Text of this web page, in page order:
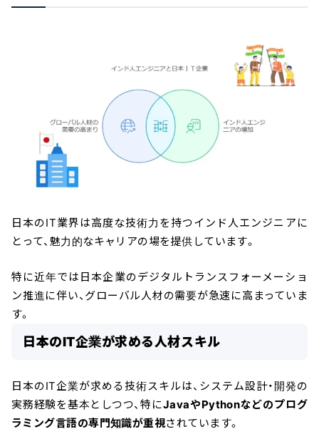
日本のIT業界は高度な技術力を持つインド人エンジニアに
とって、魅力的なキャリアの場を提供しています。
特に近年では日本企業のデジタルトランスフォーメーショ
ン推進に伴い、グローバル人材の需要が急速に高まっていま
す。
日本のIT企業が求める人材スキル
日本のIT企業が求める技術スキルは、システム設計・開発の
実務経験を基本としつつ、特にJavaやPythonなどのプログ
ラミング言語の専門知識が重視されています。